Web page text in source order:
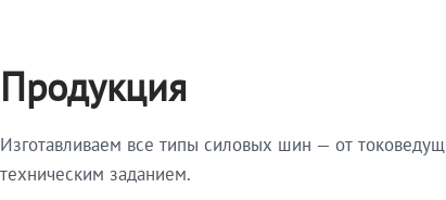
Продукция
Изготавливаем все типы силовых шин — от
техническим заданием.